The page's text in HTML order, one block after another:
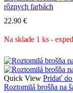
rôznych farbách
22.90 €
Na sklade 1 ks -
Quick View Pridať
Roztomilá brošňa na